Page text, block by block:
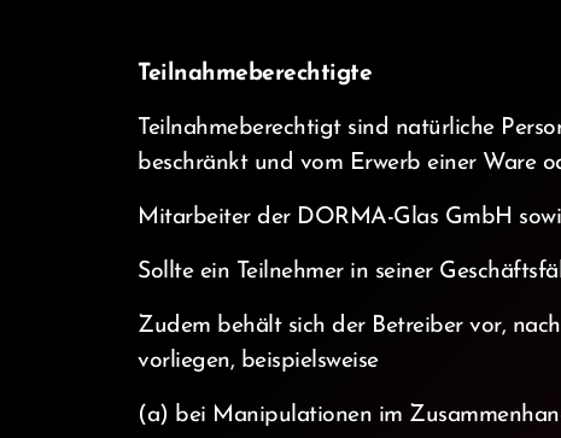
Teilnahmeberechtigte
Teilnahmeberechtigt sind natürliche
beschränkt und vom Erwerb einer Ware
Mitarbeiter der DORMA-Glas GmbH
Sollte ein Teilnehmer in seiner
Zudem behält sich der Betreiber vor,
vorliegen, beispielsweise
(a) bei Manipulationen im